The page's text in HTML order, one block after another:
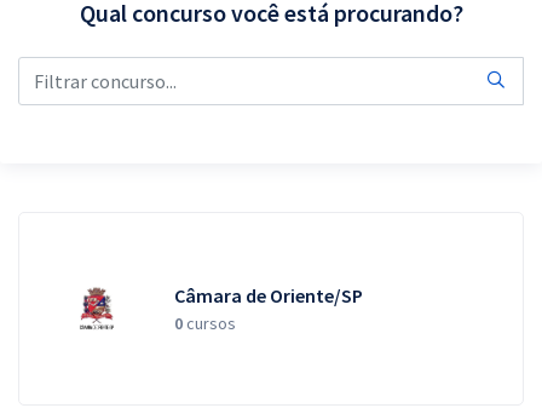
Conteúdo gratuito
Qual concurso você está procurando?
Câmara de Oriente/SP
0cursos